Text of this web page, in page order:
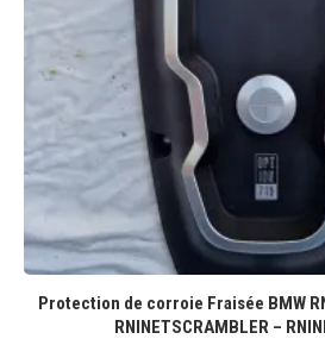
Protection de corroie Fraisée BMW
RNINETSCRAMBLER –